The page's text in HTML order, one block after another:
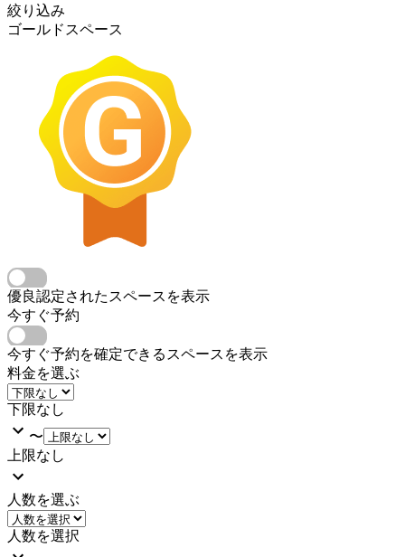
絞り込み
ゴールドスペース
優良認定されたスペースを表示
今すぐ予約
今すぐ予約を確定できるスペースを表示
料金を選ぶ
下限なし
〜
上限なし
人数を選ぶ
人数を選択